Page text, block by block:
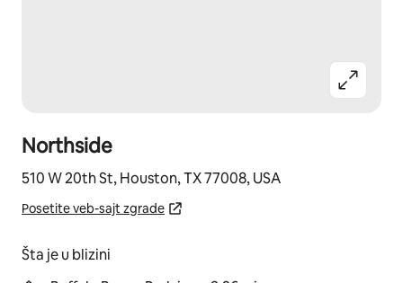
Northside
510 W 20th St, Houston, TX 77008, USA
Posetite veb-sajt zgrade
Šta je u blizini